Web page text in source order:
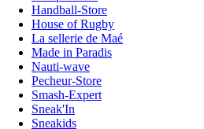
Handball-Store
House of Rugby
La sellerie de Maé
Made in Paradis
Nauti-wave
Pecheur-Store
Smash-Expert
Sneak'In
Sneakids